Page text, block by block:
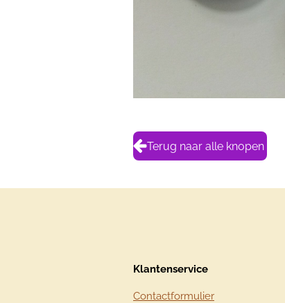
Terug naar alle knopen
Klantenservice
Contactformulier